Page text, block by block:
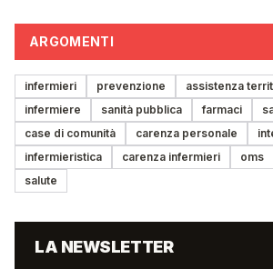
ARGOMENTI
infermieri prevenzione assistenza
infermiere
sanità pubblica farmaci
case di comunità
carenza personale
infermieristica
carenza infermieri oms
salute
LA NEWSLETTER